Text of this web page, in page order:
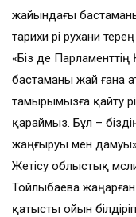
жайындағы
тарихи әрі рухани
«Біз де
бастаманы жай ғана
тамырымызға қайту әрі
қараймыз. Бұл –
жаңғыруы мен
Жетісу облыстық
Тойлыбаева
қатысты ойын